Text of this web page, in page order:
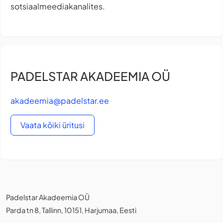
sotsiaalmeediakanalites.
PADELSTAR AKADEEMIA OÜ
akadeemia@padelstar.ee
Vaata kõiki üritusi
Padelstar Akadeemia OÜ
Parda tn 8, Tallinn, 10151, Harjumaa, Eesti